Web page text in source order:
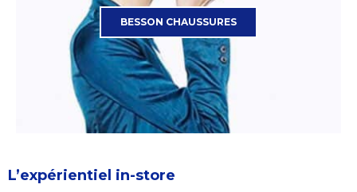
BESSON CHAUSSURES
L’expérientiel in-store